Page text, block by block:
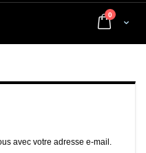
Cart
0 articles
avec votre adresse e-mail.